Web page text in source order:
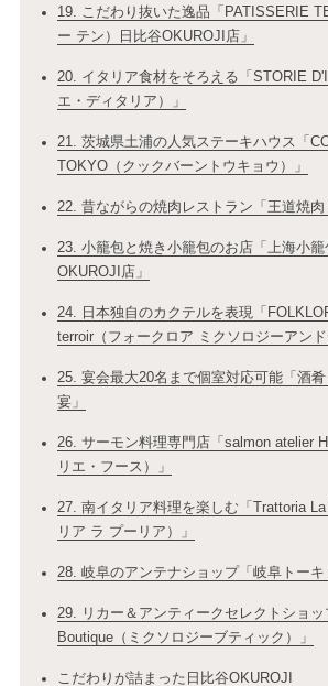
19. こだわり抜いた逸品「PATISSERIE
ー テン）日比谷OKUROJI店」
20. イタリア食材をそろえる「STORIE
エ・ディタリア）」
21. 茨城県土浦の人気ステーキハウス「
TOKYO（クックバーントウキョウ）」
22. 昔ながらの焼肉レストラン「王道焼肉
23. 小籠包と焼き小籠包のお店「上海小
OKUROJI店」
24. 日本独自のカクテルを表現「
terroir（フォークロア ミクソロジーアンド
25. 宴会最大20名まで個室対応可能「酒
宴」
26. サーモン料理専門店「salmon atelier
リエ・フース）」
27. 南イタリア料理を楽しむ「Trattoria
リア ラ プーリア）」
28. 岐阜のアンテナショップ「岐阜トーキ
29. リカー＆アンティークセレクトショ
Boutique（ミクソロジーブティック）」
こだわりが詰まった日比谷OKUROJI